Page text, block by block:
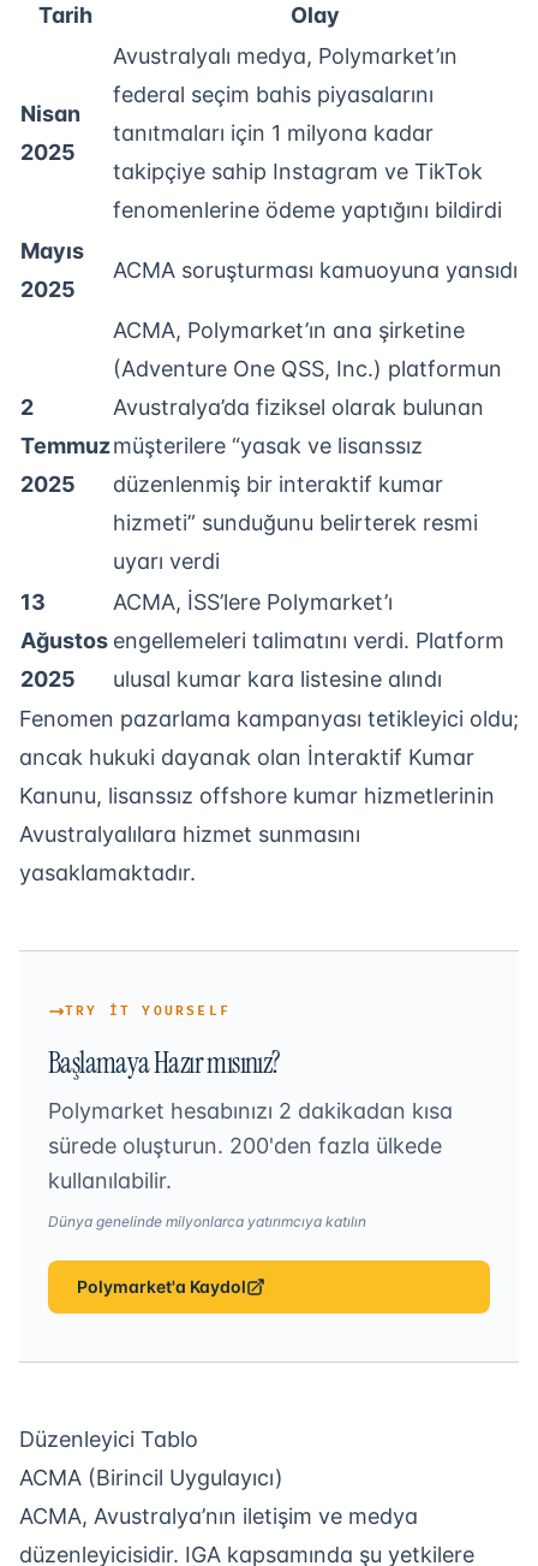
Tarih
Olay
Nisan
2025
Avustralyalı medya, Polymarket’ın
federal seçim bahis piyasalarını
tanıtmaları için 1 milyona kadar
takipçiye sahip Instagram ve TikTok
fenomenlerine ödeme yaptığını bildirdi
Mayıs
2025
ACMA soruşturması kamuoyuna yansıdı
2
Temmuz
2025
ACMA, Polymarket’ın ana şirketine
(Adventure One QSS, Inc.) platformun
Avustralya’da fiziksel olarak bulunan
müşterilere “yasak ve lisanssız
düzenlenmiş bir interaktif kumar
hizmeti” sunduğunu belirterek resmi
uyarı verdi
13
Ağustos
2025
ACMA, İSS’lere Polymarket’ı
engellemeleri talimatını verdi. Platform
ulusal kumar kara listesine alındı
Fenomen pazarlama kampanyası tetikleyici oldu;
ancak hukuki dayanak olan İnteraktif Kumar
Kanunu, lisanssız offshore kumar hizmetlerinin
Avustralyalılara hizmet sunmasını
yasaklamaktadır.
TRY IT YOURSELF
Başlamaya Hazır mısınız?
Polymarket hesabınızı 2 dakikadan kısa
sürede oluşturun. 200'den fazla ülkede
kullanılabilir.
Dünya genelinde milyonlarca yatırımcıya katılın
Polymarket'a Kaydol
Düzenleyici Tablo
ACMA (Birincil Uygulayıcı)
ACMA, Avustralya’nın iletişim ve medya
düzenleyicisidir. IGA kapsamında şu yetkilere